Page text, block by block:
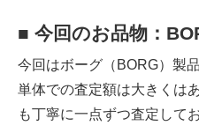
■ 今回のお品物：
今回はボーグ（BORG）製品
単体での査定額は大きくは
も丁寧に一点ずつ査定して